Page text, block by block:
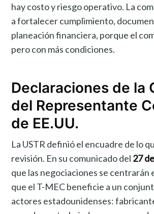
hay costo y riesgo operativo. La
a fortalecer cumplimiento,
planeación financiera, porque el
pero con más condiciones.
Declaraciones de la
del Representante
de EE.UU.
La USTR definió el encuadre de lo
revisión. En su comunicado del 27
que las negociaciones se centrarán
que el T-MEC beneficie a un
actores estadounidenses: